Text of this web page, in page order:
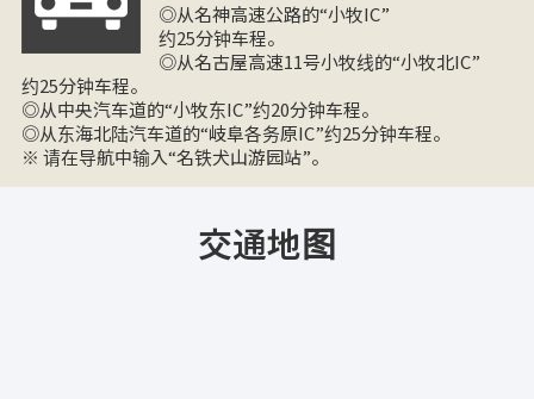
◎从名神高速公路的“小牧IC”
约25分钟车程。
◎从名古屋高速11号小牧线的“小牧北IC”
约25分钟车程。
◎从中央汽车道的“小牧东IC”约20分钟车程。
◎从东海北陆汽车道的“岐阜各务原IC”约25分钟车程。
※ 请在导航中输入“名铁犬山游园站”。
交通地图